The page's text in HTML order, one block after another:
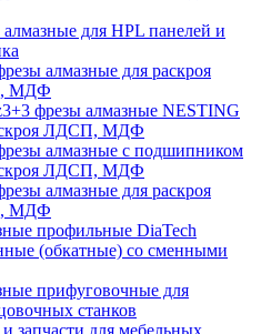
для HPL панелей и
алмазные для раскроя
МДФ
фрезы алмазные NESTING
ЛДСП, МДФ
алмазные с подшипником
ЛДСП, МДФ
алмазные для раскроя
МДФ
профильные DiaTech
(обкатные) со сменными
прифуговочные для
станков
запчасти для мебельных